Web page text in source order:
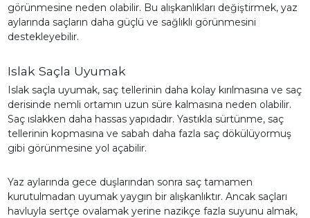
görünmesine neden olabilir. Bu alışkanlıkları değiştirmek, yaz
aylarında saçların daha güçlü ve sağlıklı görünmesini
destekleyebilir.
Islak Saçla Uyumak
Islak saçla uyumak, saç tellerinin daha kolay kırılmasına ve saç
derisinde nemli ortamın uzun süre kalmasına neden olabilir.
Saç ıslakken daha hassas yapıdadır. Yastıkla sürtünme, saç
tellerinin kopmasına ve sabah daha fazla saç dökülüyormuş
gibi görünmesine yol açabilir.
Yaz aylarında gece duşlarından sonra saç tamamen
kurutulmadan uyumak yaygın bir alışkanlıktır. Ancak saçları
havluyla sertçe ovalamak yerine nazikçe fazla suyunu almak,